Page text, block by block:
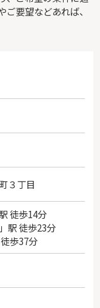
要望などあれば、
３丁目
徒歩14分
駅 徒歩23分
歩37分